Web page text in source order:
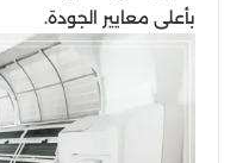
بأعلى معايير الجودة.